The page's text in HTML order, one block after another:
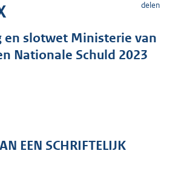
d
g
:
en slotwet Ministerie van
Nationale Schuld 2023
EEN SCHRIFTELIJK